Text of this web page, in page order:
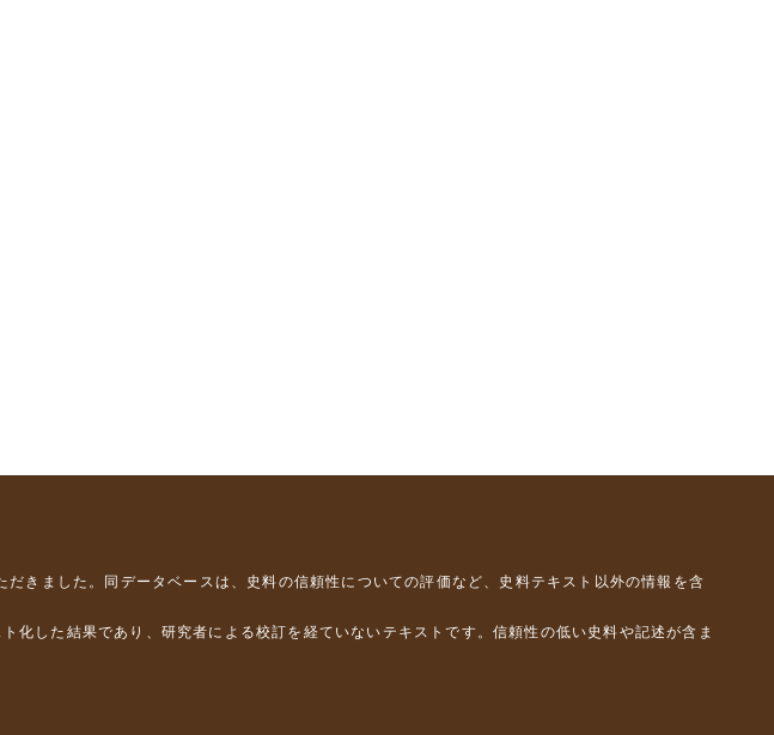
だきました。同データベースは、史料の信頼性についての評価など、史料テキスト以外の情報を含
した結果であり、研究者による校訂を経ていないテキストです。信頼性の低い史料や記述が含ま